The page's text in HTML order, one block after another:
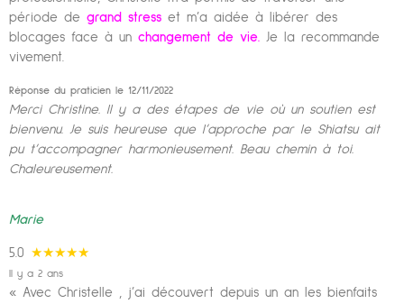
période de grand stress et m’a aidée à libérer des
blocages face à un changement de vie. Je la recommande
vivement.
Réponse du praticien le 12/11/2022
Merci Christine. Il y a des étapes de vie où un soutien est
bienvenu. Je suis heureuse que l’approche par le Shiatsu ait
pu t’accompagner harmonieusement. Beau chemin à toi.
Chaleureusement.
Marie
5.0 ★★★★★
Il y a 2 ans
« Avec Christelle , j’ai découvert depuis un an les bienfaits